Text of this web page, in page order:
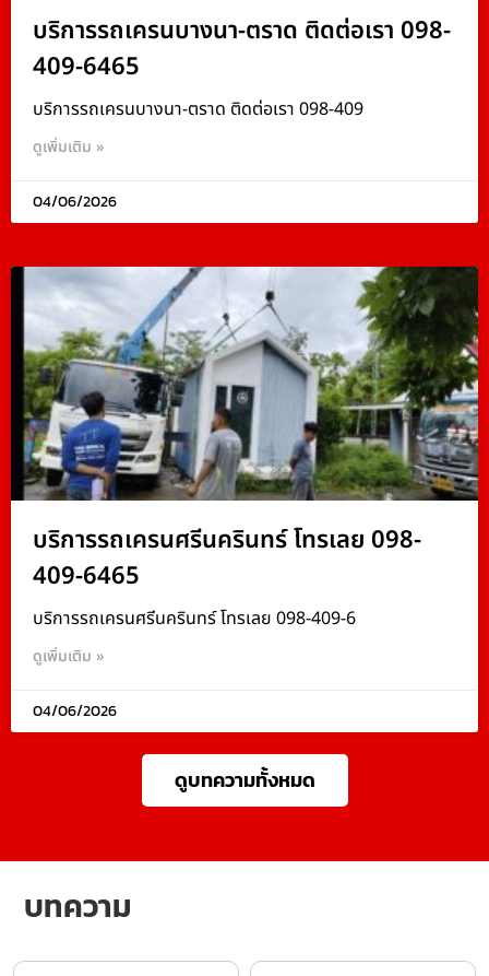
บริการรถเครนบางนา-ตราด ติดต่อเรา 098-
409-6465
บริการรถเครนบางนา-ตราด ติดต่อเรา 098-409
ดูเพิ่มเติม »
04/06/2026
บริการรถเครนศรีนครินทร์ โทรเลย 098-
409-6465
บริการรถเครนศรีนครินทร์ โทรเลย 098-409-6
ดูเพิ่มเติม »
04/06/2026
ดูบทความทั้งหมด
บทความ